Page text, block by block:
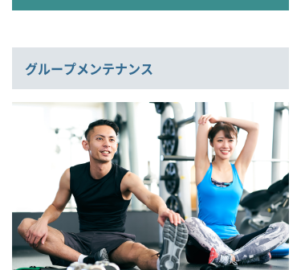
グループメンテナンス